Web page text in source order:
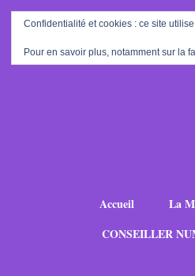
Accueil La
CONSEILLER
Confidentialité et cookies : ce site
Pour en savoir plus, notamment sur la